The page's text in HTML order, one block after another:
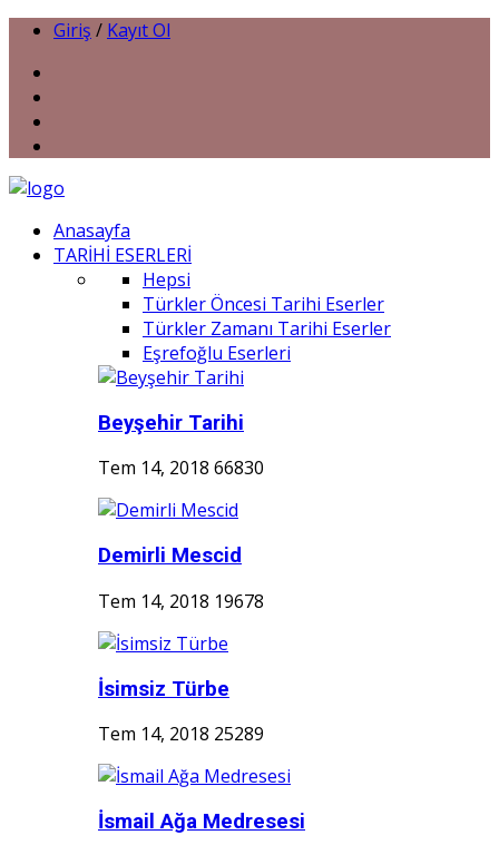
Giriş / Kayıt Ol
Anasayfa
TARİHİ ESERLERİ
Hepsi
Türkler Öncesi Tarihi Eserler
Türkler Zamanı Tarihi Eserler
Eşrefoğlu Eserleri
Beyşehir Tarihi
Tem 14, 2018 66830
Demirli Mescid
Tem 14, 2018 19678
İsimsiz Türbe
Tem 14, 2018 25289
İsmail Ağa Medresesi